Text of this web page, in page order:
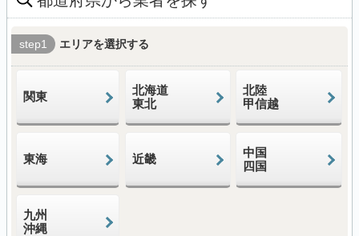
step1 エリアを選択する
関東
北海道
東北
北陸
甲信越
東海 近畿
中国
四国
九州
沖縄